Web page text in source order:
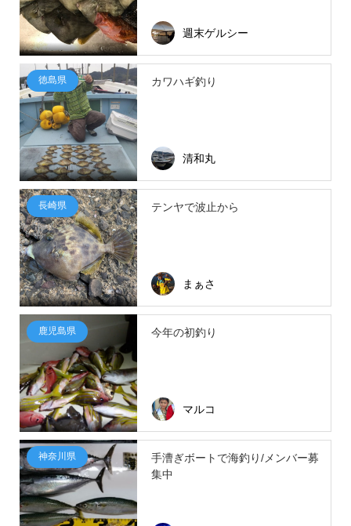
週末ゲルシー
徳島県 カワハギ釣り
清和丸
長崎県 テンヤで波止から
まぁさ
鹿児島県 今年の初釣り
マルコ
神奈川県
手漕ぎボートで海釣り/メンバー募
集中